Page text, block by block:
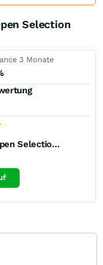
Selection
3 Monate
BPER International SICAV - Open Selection Defence (P)